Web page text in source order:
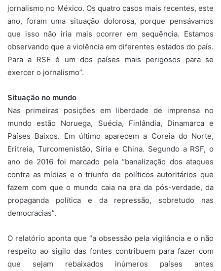
jornalismo no México. Os quatro casos mais recentes, este
ano, foram uma situação dolorosa, porque pensávamos
que isso não iria mais ocorrer em sequência. Estamos
observando que a violência em diferentes estados do país.
Para a RSF é um dos países mais perigosos para se
exercer o jornalismo”.
Situação no mundo
Nas primeiras posições em liberdade de imprensa no
mundo estão Noruega, Suécia, Finlândia, Dinamarca e
Países Baixos. Em último aparecem a Coreia do Norte,
Eritreia, Turcomenistão, Síria e China. Segundo a RSF, o
ano de 2016 foi marcado pela “banalização dos ataques
contra as mídias e o triunfo de políticos autoritários que
fazem com que o mundo caia na era da pós-verdade, da
propaganda política e da repressão, sobretudo nas
democracias”.
O relatório aponta que “a obsessão pela vigilância e o não
respeito ao sigilo das fontes contribuem para fazer com
que sejam rebaixados inúmeros países antes